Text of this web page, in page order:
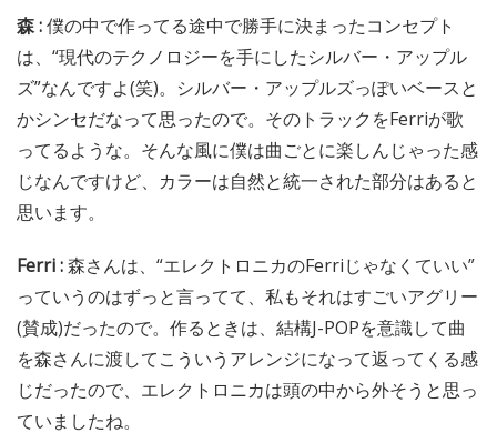
森 :僕の中で作ってる途中で勝手に決まったコンセプト
は、“現代のテクノロジーを手にしたシルバー・アップル
ズ”なんですよ(笑)。シルバー・アップルズっぽいベースと
かシンセだなって思ったので。そのトラックをFerriが歌
ってるような。そんな風に僕は曲ごとに楽しんじゃった感
じなんですけど、カラーは自然と統一された部分はあると
思います。
Ferri :森さんは、“エレクトロニカのFerriじゃなくていい”
っていうのはずっと言ってて、私もそれはすごいアグリー
(賛成)だったので。作るときは、結構J-POPを意識して曲
を森さんに渡してこういうアレンジになって返ってくる感
じだったので、エレクトロニカは頭の中から外そうと思っ
ていましたね。